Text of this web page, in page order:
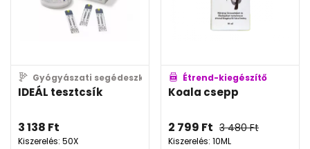
Gyógyászati segédeszköz
IDEÁL tesztcsík
3 138 Ft
Kiszerelés: 50X
Étrend-kiegészítő
Koala csepp
2 799 Ft 3 480Ft
Kiszerelés: 10ML